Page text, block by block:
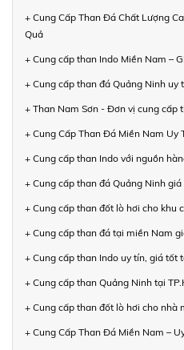
+ Cung Cấp Than Đá Chất Lượng
Quả
+ Cung cấp than Indo Miền Nam –
+ Cung cấp than đá Quảng Ninh
+ Than Nam Sơn - Đơn vị cung cấp
+ Cung Cấp Than Đá Miền Nam Uy
+ Cung cấp than Indo với nguồn
+ Cung cấp than đá Quảng Ninh
+ Cung cấp than đốt lò hơi cho khu
+ Cung cấp than đá tại miền Nam
+ Cung cấp than Indo uy tín, giá tốt
+ Cung cấp than Quảng Ninh tại
+ Cung cấp than đốt lò hơi cho nhà
+ Cung Cấp Than Đá Miền Nam –